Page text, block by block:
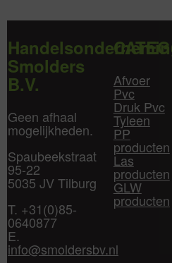
Smolders
B.V.
Geen afhaal
mogelijkheden.
Spaubeekstraat
95-22
5035 JV Tilburg
T. +31(0)85-
0640877
E.
info@smoldersbv.nl
Afvoer
Pvc
Druk Pvc
Tyleen
PP
producten
Las
producten
GLW
producten